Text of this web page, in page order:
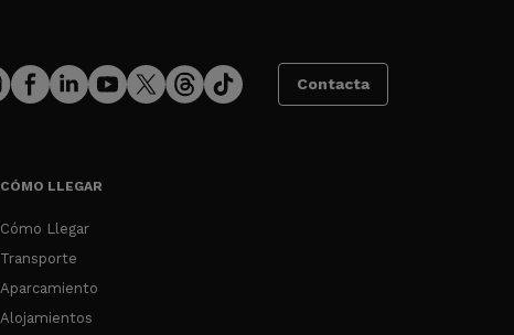
Contacta
CÓMO LLEGAR
Cómo Llegar
Transporte
Aparcamiento
Alojamientos